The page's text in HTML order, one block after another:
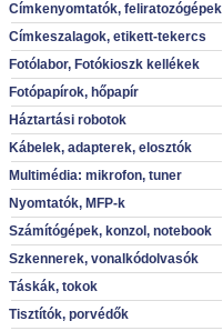
Címkenyomtatók, feliratozógépek
Címkeszalagok, etikett-tekercs
Fotólabor, Fotókioszk kellékek
Fotópapírok, hőpapír
Háztartási robotok
Kábelek, adapterek, elosztók
Multimédia: mikrofon, tuner
Nyomtatók, MFP-k
Számítógépek, konzol, notebook
Szkennerek, vonalkódolvasók
Táskák, tokok
Tisztítók, porvédők